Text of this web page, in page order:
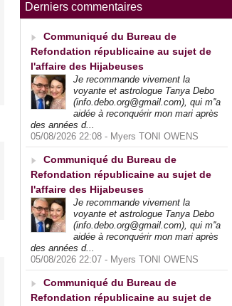
Derniers commentaires
Communiqué du Bureau de
Refondation républicaine au sujet de
l'affaire des Hijabeuses
Je recommande vivement la
voyante et astrologue Tanya Debo
(info.debo.org@gmail.com), qui m''a
aidée à reconquérir mon mari après
des années d...
05/08/2026 22:08 - Myers TONI OWENS
Communiqué du Bureau de
Refondation républicaine au sujet de
l'affaire des Hijabeuses
Je recommande vivement la
voyante et astrologue Tanya Debo
(info.debo.org@gmail.com), qui m''a
aidée à reconquérir mon mari après
des années d...
05/08/2026 22:07 - Myers TONI OWENS
Communiqué du Bureau de
Refondation républicaine au sujet de